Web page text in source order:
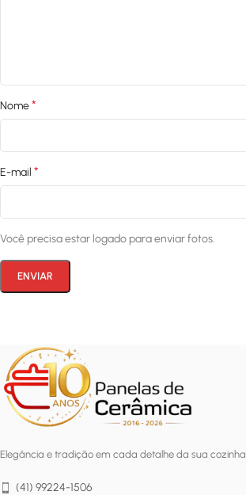
Nome*
E-mail *
Você precisa estar logado para enviar fotos.
Elegância e tradição em cada detalhe da sua cozinha.
(41) 99224-1506